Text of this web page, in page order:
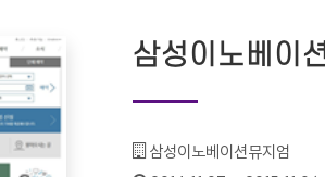
삼성이노베이
기관명 :
삼성이노베이션뮤지엄